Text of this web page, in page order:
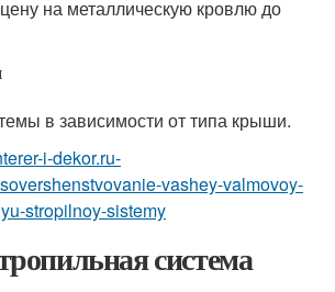
на металлическую кровлю до
в зависимости от типа крыши.
i-dekor.ru-
vashey-valmovoy-
stropilnoy-sistemy
система